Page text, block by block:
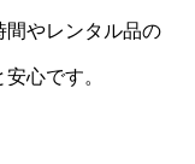
間やレンタル品の
心です。